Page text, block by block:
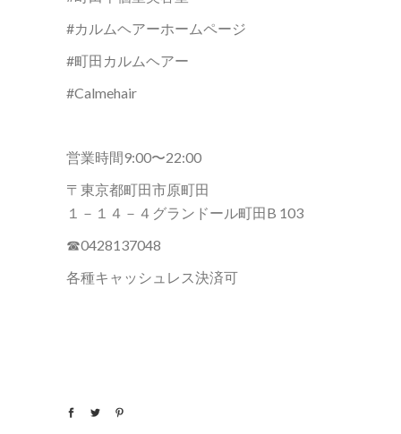
#カルムヘアーホームページ
#町田カルムヘアー
#Calmehair
営業時間9:00〜22:00
〒東京都町田市原町田
１－１４－４グランドール町田B 103
☎︎0428137048
各種キャッシュレス決済可